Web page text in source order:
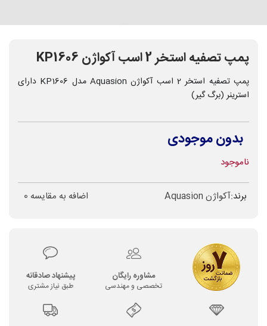
پمپ تصفیه استخر 2 اسب آکواژن KP1606
پمپ تصفیه استخر 2 اسب آکواژن Aquasion مدل KP1606 دارای
استرینر (برگ گیر)
بدون موجودی
ناموجود
برند:آکواژن Aquasion اضافه به مقایسه 0
مشاوره رایگان
تخصصی و مهندسی
پیشنهاد صادقانه
طبق نیاز مشتری